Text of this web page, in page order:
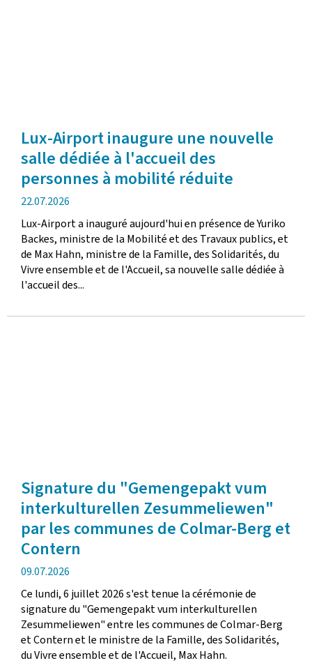
Lux-Airport inaugure une nouvelle
salle dédiée à l'accueil des
personnes à mobilité réduite
date
de
publication
22.07.2026
Lux-Airport a inauguré aujourd'hui en présence de Yuriko
Backes, ministre de la Mobilité et des Travaux publics, et
de Max Hahn, ministre de la Famille, des Solidarités, du
Vivre ensemble et de l'Accueil, sa nouvelle salle dédiée à
l'accueil des...
Signature du "Gemengepakt vum
interkulturellen Zesummeliewen"
par les communes de Colmar-Berg et
Contern
date
de
publication
09.07.2026
Ce lundi, 6 juillet 2026 s'est tenue la cérémonie de
signature du "Gemengepakt vum interkulturellen
Zesummeliewen" entre les communes de Colmar-Berg
et Contern et le ministre de la Famille, des Solidarités,
du Vivre ensemble et de l'Accueil, Max Hahn.